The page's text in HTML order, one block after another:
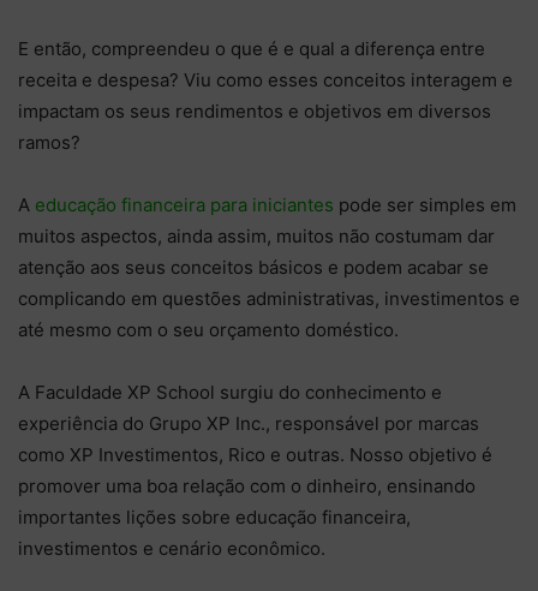
E então, compreendeu o que é e qual a diferença entre
receita e despesa? Viu como esses conceitos interagem e
impactam os seus rendimentos e objetivos em diversos
ramos?
A educação financeira para iniciantes pode ser simples em
muitos aspectos, ainda assim, muitos não costumam dar
atenção aos seus conceitos básicos e podem acabar se
complicando em questões administrativas, investimentos e
até mesmo com o seu orçamento doméstico.
A Faculdade XP School surgiu do conhecimento e
experiência do Grupo XP Inc., responsável por marcas
como XP Investimentos, Rico e outras. Nosso objetivo é
promover uma boa relação com o dinheiro, ensinando
importantes lições sobre educação financeira,
investimentos e cenário econômico.